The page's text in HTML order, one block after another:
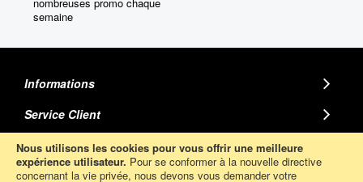
Nous utilisons les cookies pour vous offrir une meilleure
expérience utilisateur. Pour se conformer à la nouvelle directive
concernant la vie privée, nous devons vous demander votre
semaine
Informations
Service Client
MINIATURE AUTO
Abonnez-Vous